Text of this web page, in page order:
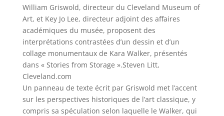
William Griswold, directeur du Cleveland Museum of
Art, et Key Jo Lee, directeur adjoint des affaires
académiques du musée, proposent des
interprétations contrastées d’un dessin et d’un
collage monumentaux de Kara Walker, présentés
dans « Stories from Storage ».Steven Litt,
Cleveland.com
Un panneau de texte écrit par Griswold met l’accent
sur les perspectives historiques de l’art classique, y
compris sa spéculation selon laquelle le Walker, qui